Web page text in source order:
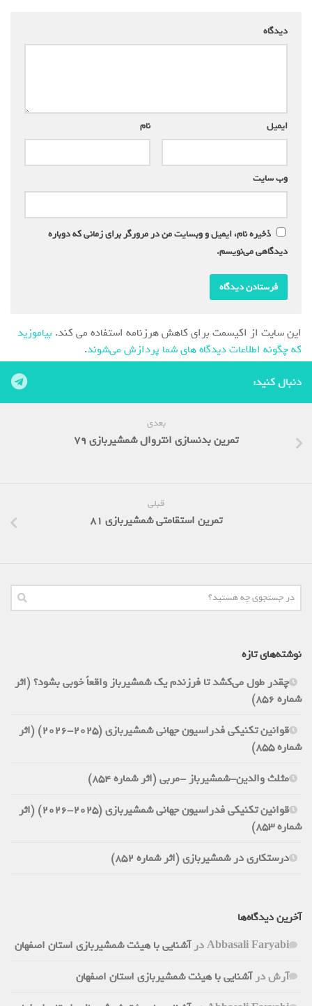
دیدگاه
نام ایمیل
وب‌ سایت
ذخیره نام، ایمیل و وبسایت من در مرورگر برای زمانی که دوباره
دیدگاهی می‌نویسم.
این سایت از اکیسمت برای کاهش هرزنامه استفاده می کند. بیاموزید
که چگونه اطلاعات دیدگاه های شما پردازش می‌شوند.
دنبال کنید:
بعدی
تمرین بدنسازی انتروال شمشیربازی 79
قبلی
تمرین استقامتی شمشیربازی 81
نوشته‌های تازه
چقدر طول می‌کشد تا فرزندم یک شمشیرباز واقعاً خوبی بشود؟ (اثر
شماره 856)
قوانین تکنیکی فدراسیون جهانی شمشیربازی (2025-2026) (اثر
شماره 855)
مثلث والدین-شمشیرباز -مربی (اثر شماره 854)
قوانین تکنیکی فدراسیون جهانی شمشیربازی (2025-2026) (اثر
شماره 853)
درستکاری در شمشیربازی (اثر شماره 852)
آخرین دیدگاه‌ها
Abbasali Faryabiدرآشنایی با هیئت شمشیربازی استان اصفهان
آرشدرآشنایی با هیئت شمشیربازی استان اصفهان